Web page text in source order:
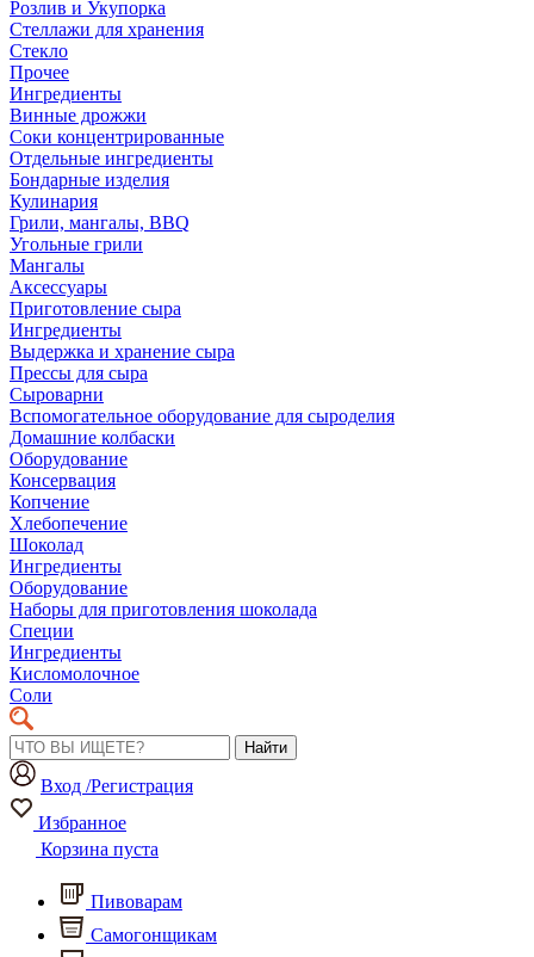
Розлив и Укупорка
Стеллажи для хранения
Стекло
Прочее
Ингредиенты
Винные дрожжи
Соки концентрированные
Отдельные ингредиенты
Бондарные изделия
Кулинария
Грили, мангалы, BBQ
Угольные грили
Мангалы
Аксессуары
Приготовление сыра
Ингредиенты
Выдержка и хранение сыра
Прессы для сыра
Сыроварни
Вспомогательное оборудование для сыроделия
Домашние колбаски
Оборудование
Консервация
Копчение
Хлебопечение
Шоколад
Ингредиенты
Оборудование
Наборы для приготовления шоколада
Специи
Ингредиенты
Кисломолочное
Соли
Найти
Вход /Регистрация
Избранное
Корзина пуста
Пивоварам
Самогонщикам